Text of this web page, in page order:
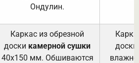
Ондулин.
Каркас из обрезной
доски камерной сушки
40х150 мм. Обшиваются
доски